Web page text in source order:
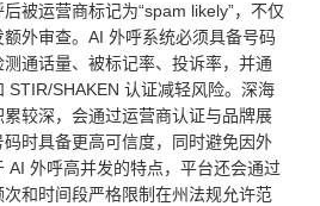
被运营商标记为“spam likely”，不仅
外审查。AI 外呼系统必须具备号码
通话量、被标记率、投诉率，并通
STIR/SHAKEN 认证减轻风险。深海
较深，会通过运营商认证与品牌展
时具备更高可信度，同时避免因外
AI 外呼高并发的特点，平台还会通过
和时间段严格限制在州法规允许范